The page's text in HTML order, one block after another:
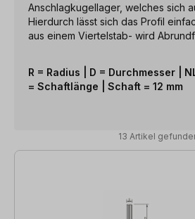
Anschlagkugellager, welches sich
Hierdurch lässt sich das Profil
aus einem Viertelstab- wird
R = Radius | D = Durchmesser |
= Schaftlänge | Schaft = 12 mm
13 Artikel
13 Artikel gefunden